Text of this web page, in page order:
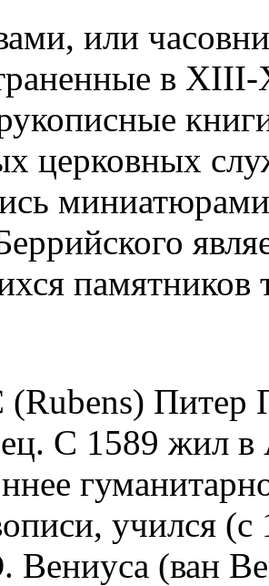
или
в
церковных
памятников
Питер
С 1589 жил в
учился
Вениуса (ван